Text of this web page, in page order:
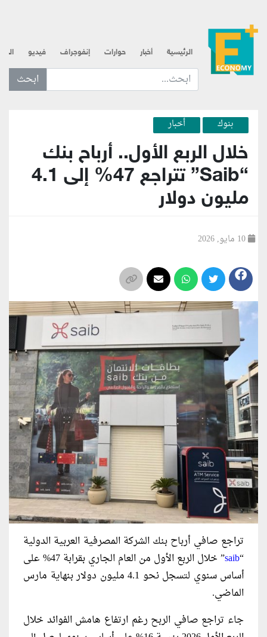
الرئيسية أخبار حوارات إنفوجراف فيديو
ابحث عن... :
بنوك أخبار
خلال الربع الأول.. أرباح بنك
“saib” تتراجع 47% إلى 4.1
مليون دولار
تراجع صافي أرباح بنك الشركة المصرفية العربية الدولية
“
saib
” خلال الربع الأول من العام الجاري بقرابة 47% على
أساس سنوي لتسجل نحو 4.1 مليون دولار بنهاية مارس
الماضي.
جاء تراجع صافي الربح رغم ارتفاع هامش الفوائد خلال